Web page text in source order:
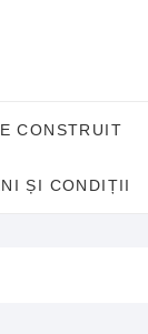
CONSTRUIT
ȘI CONDIȚII